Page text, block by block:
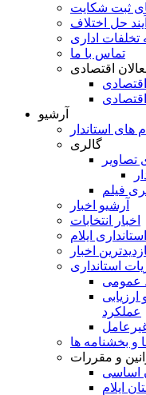
ثبت شکایت
حل اختلاف
تخلفات اداری
تماس با ما
اقتصادی
آرشیو
های استاندار
گالری
تصاویر
فیلم
آرشیو اخبار
اخبار انتخابات
ایلام
اخبار
استانداری
عمومی
عملکرد
و بخشنامه ها
و مقررات
اساسی
ایلام